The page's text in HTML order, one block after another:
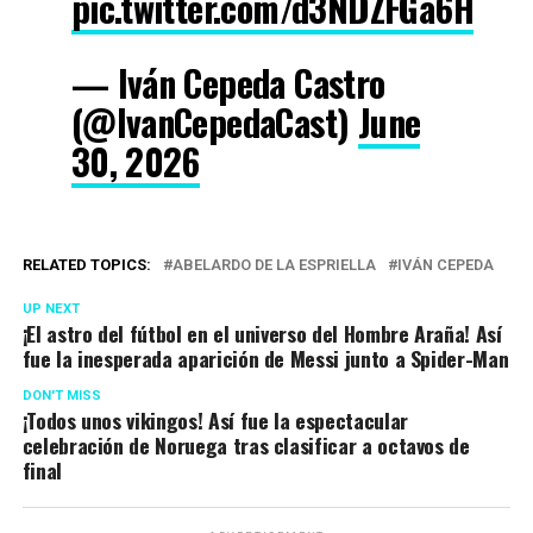
— Iván Cepeda Castro
(@IvanCepedaCast) June
30, 2026
RELATED TOPICS: ABELARDO DE LA ESPRIELLA IVÁN CEPEDA
UP NEXT
¡El astro del fútbol en el universo del Hombre Araña! Así
fue la inesperada aparición de Messi junto a Spider-Man
DON'T MISS
¡Todos unos vikingos! Así fue la espectacular
celebración de Noruega tras clasificar a octavos de
final